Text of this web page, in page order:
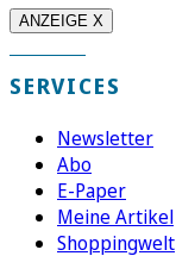
ANZEIGE X
SERVICES
Newsletter
Abo
E-Paper
Meine Artikel
Shoppingwelt